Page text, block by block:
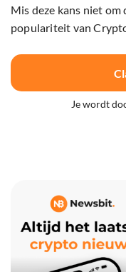
Mis deze kans niet
populariteit van
Je wordt